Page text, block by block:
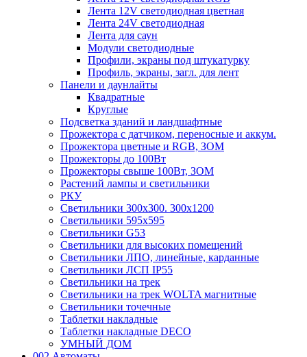
Лента 12V светодиодная цветная
Лента 24V светодиодная
Лента для саун
Модули светодиодные
Профили, экраны под штукатурку
Профиль, экраны, загл. для лент
Панели и даунлайты
Квадратные
Круглые
Подсветка зданий и ландшафтные
Прожектора с датчиком, переносные и аккум.
Прожектора цветные и RGB, ЗОМ
Прожекторы до 100Вт
Прожекторы свыше 100Вт, ЗОМ
Растений лампы и светильники
РКУ
Светильники 300х300. 300х1200
Светильники 595х595
Светильники G53
Светильники для высоких помещений
Светильники ЛПО, линейные, карданные
Светильники ЛСП IP55
Светильники на трек
Светильники на трек WOLTA магнитные
Светильники точечные
Таблетки накладные
Таблетки накладные DECO
УМНЫЙ ДОМ